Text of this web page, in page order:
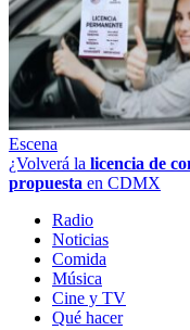
Escena
¿Volverá la licencia de
propuesta en CDMX
Radio
Noticias
Comida
Música
Cine y TV
Qué hacer